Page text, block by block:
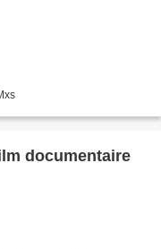
documentaire